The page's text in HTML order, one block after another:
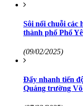
Sôi nổi chuỗi các
thành phố Phổ
(09/02/2025)
Đẩy nhanh tiến
Quảng trường